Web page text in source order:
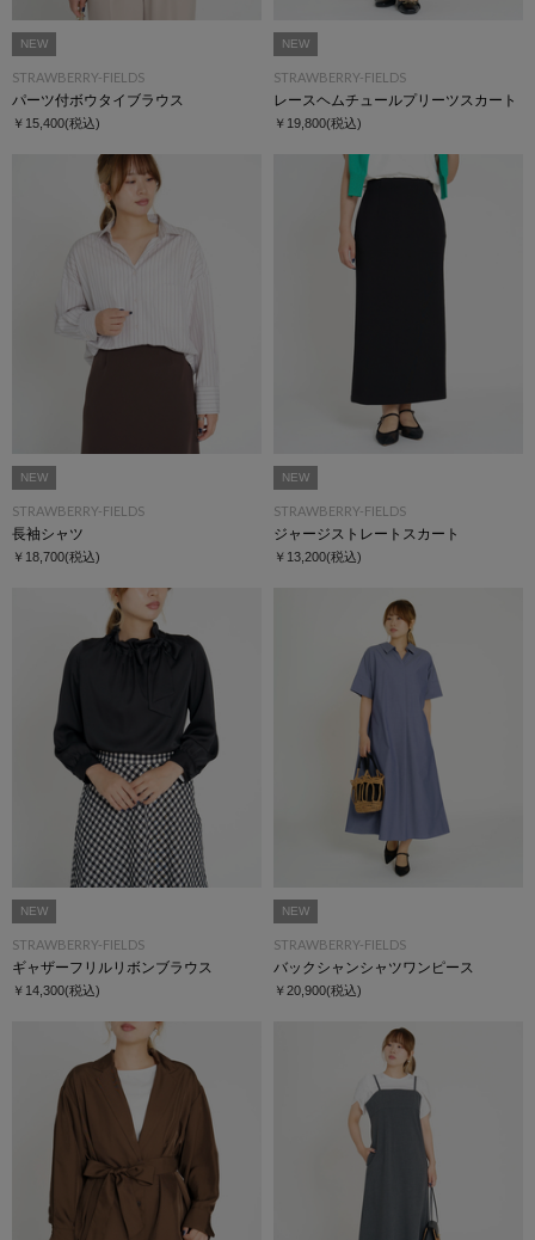
NEW
STRAWBERRY-FIELDS
パーツ付ボウタイブラウス
￥15,400(税込)
NEW
STRAWBERRY-FIELDS
レースヘムチュールプリーツスカート
￥19,800(税込)
NEW
STRAWBERRY-FIELDS
長袖シャツ
￥18,700(税込)
NEW
STRAWBERRY-FIELDS
ジャージストレートスカート
￥13,200(税込)
NEW
STRAWBERRY-FIELDS
ギャザーフリルリボンブラウス
￥14,300(税込)
NEW
STRAWBERRY-FIELDS
バックシャンシャツワンピース
￥20,900(税込)